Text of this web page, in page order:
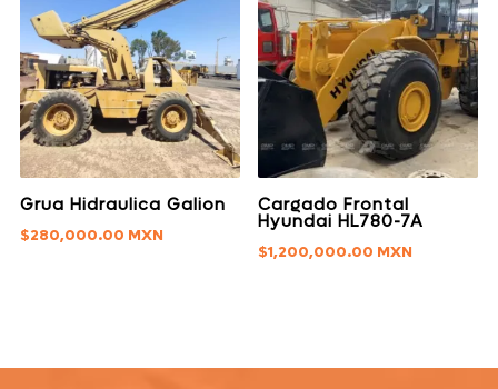
Grua Hidraulica Galion
$280,000.00
Cargado Frontal
Hyundai HL780-7A
$1,200,000.00